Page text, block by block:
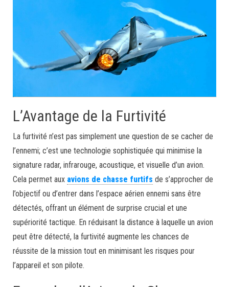
L’Avantage de la Furtivité
La furtivité n’est pas simplement une question de se cacher de
l’ennemi; c’est une technologie sophistiquée qui minimise la
signature radar, infrarouge, acoustique, et visuelle d’un avion.
Cela permet aux avions de chasse furtifs de s’approcher de
l’objectif ou d’entrer dans l’espace aérien ennemi sans être
détectés, offrant un élément de surprise crucial et une
supériorité tactique. En réduisant la distance à laquelle un avion
peut être détecté, la furtivité augmente les chances de
réussite de la mission tout en minimisant les risques pour
l’appareil et son pilote.